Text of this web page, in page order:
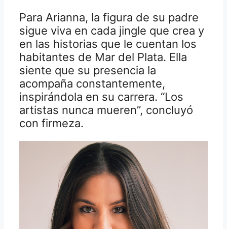
Para Arianna, la figura de su padre
sigue viva en cada jingle que crea y
en las historias que le cuentan los
habitantes de Mar del Plata. Ella
siente que su presencia la
acompaña constantemente,
inspirándola en su carrera. “Los
artistas nunca mueren”, concluyó
con firmeza.